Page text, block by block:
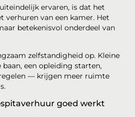
ervaren, is dat het
verhuren van een kamer. Het
betekenisvol onderdeel van
zelfstandigheid op. Kleine
een opleiding starten,
— krijgen meer ruimte
goed werkt